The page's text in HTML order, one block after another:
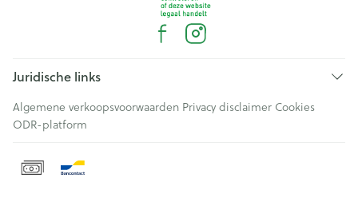
Juridische links
Algemene verkoopsvoorwaarden Privacy disclaimer Cookies
ODR-platform